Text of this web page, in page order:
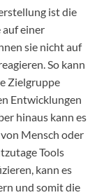
ist die
auf einer
sie nicht auf
So kann
Zielgruppe
Entwicklungen
hinaus kann es
Mensch oder
Tools
kann es
und somit die